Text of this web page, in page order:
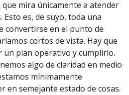
mira únicamente a atender
Esto es, de suyo, toda una
convertirse en el punto de
cortos de vista. Hay que
plan operativo y cumplirlo.
algo de claridad en medio
mínimamente
en semejante estado de cosas.